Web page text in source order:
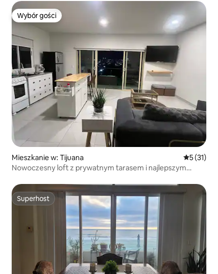
Wybór gości
Wybór gości
Mieszkanie w: Tijuana Średnia
5 (31)
Nowoczesny loft z prywatnym tarasem i najlepszym
Superhost
Superhost